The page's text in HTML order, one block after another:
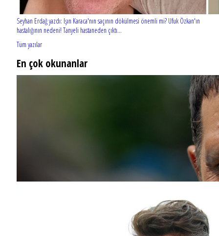
Seyhan Erdağ yazdı: Işın Karaca'nın saçının dökülmesi önemli mi? Ufuk Özkan'ın
hastalığının nedeni! Tanyeli hastaneden çıktı...
Tüm yazılar
En çok okunanlar